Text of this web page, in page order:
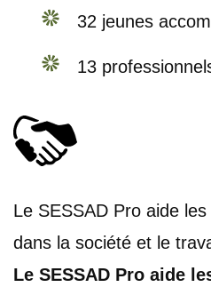
32 jeunes
13
Le SESSAD Pro aide les
dans la société et le
Le SESSAD Pro aide